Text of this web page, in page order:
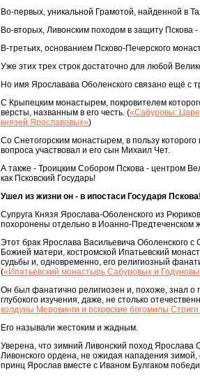
Во-первых, уникальной Грамотой, найденной в
Во-вторых, Ливонским походом в защиту Пскова
В-третьих, основанием Псково-Печерского
Уже этих трех строк достаточно для любой
Но имя Ярославава Оболенского связано ещё с
С Крыпецким монастырем, покровителем
версты, названным в его честь. («Сабуровы:
князей Ярославовых»)
Со Снетогорским монастырем, в пользу
вопроса участвовал и его сын Михаил Чет.
А также - Троицким Собором Пскова - центром
как Псковский Государь!
Ушел из жизни он - в ипостаси Государя Пскова!
Супруга Князя Ярослава-Оболенского из
похоронены отдельно в Иоанно-Предтеченском
Этот брак Ярослава Васильевича Оболенского
Божией матери, костромской Ипатьевский
судьбы и, одновременно, его религиозный
(«Ипатьевский монастырь Сабуровых и
Он был фанатично религиозен и, похоже, знал о
глубокого изучения, даже, не столько
колдуны Меровинги и псковские богомилы
Его называли жестоким и жадным.
Уверена, что зимний Ливонский поход Ярослава
Ливонского ордена, не ожидая нападения зимой,
принц Ярослав вместе с Иваном Булгаком